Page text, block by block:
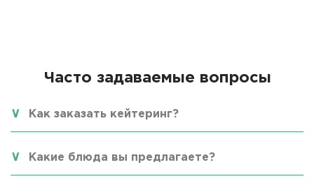
Часто задаваемые вопросы
Как заказать кейтеринг?
Какие блюда вы предлагаете?